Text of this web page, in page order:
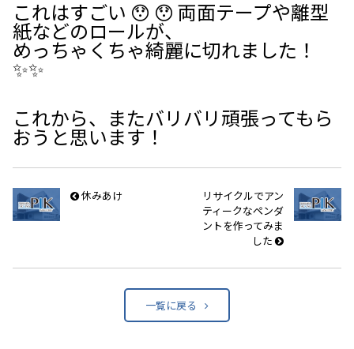
これはすごい 😯 😯 両面テープや離型
紙などのロールが、
めっちゃくちゃ綺麗に切れました！
✨✨
これから、またバリバリ頑張ってもら
おうと思います！
休みあけ
リサイクルでアン
ティークなペンダ
ントを作ってみま
した
一覧に戻る